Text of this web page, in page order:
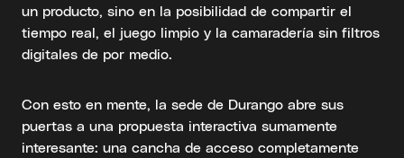
un producto, sino en la posibilidad de compartir el
tiempo real, el juego limpio y la camaradería sin filtros
digitales de por medio.
Con esto en mente, la sede de Durango abre sus
puertas a una propuesta interactiva sumamente
interesante: una cancha de acceso completamente